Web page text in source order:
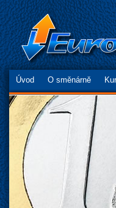
Úvod O směnárně